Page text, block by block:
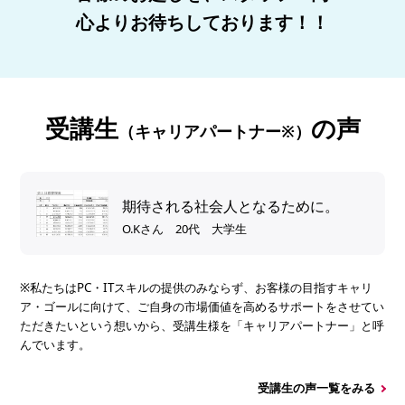
心よりお待ちしております！！
受講生（キャリアパートナー※） の声
期待される社会人となるために。
O.Kさん 20代 大学生
※私たちはPC・ITスキルの提供のみならず、お客様の目指すキャリ
ア・ゴールに向けて、ご自身の市場価値を高めるサポートをさせてい
ただきたいという想いから、受講生様を「キャリアパートナー」と呼
んでいます。
受講生の声一覧をみる